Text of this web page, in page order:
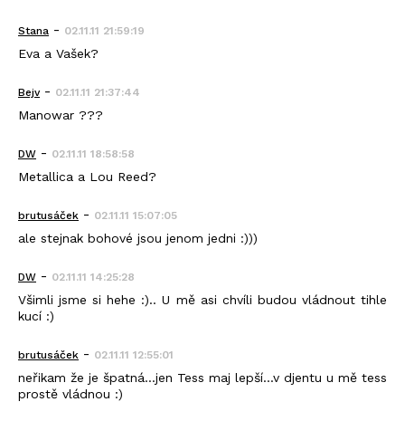
Stana - 02.11.11 21:59:19
Eva a Vašek?
Bejv- 02.11.11 21:37:44
Manowar ???
DW - 02.11.11 18:58:58
Metallica a Lou Reed?
brutusáček - 02.11.11 15:07:05
ale stejnak bohové jsou jenom jedni :)))
DW - 02.11.11 14:25:28
Všimli jsme si hehe :).. U mě asi chvíli budou vládnout tihle
kucí :)
brutusáček - 02.11.11 12:55:01
neřikam že je špatná...jen Tess maj lepší...v djentu u mě tess
prostě vládnou :)